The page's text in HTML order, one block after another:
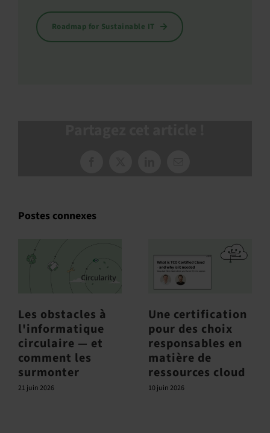
Roadmap for Sustainable IT
Postes connexes
Les obstacles à
l'informatique
circulaire — et
comment les
surmonter
21 juin 2026
Une certification
pour des choix
responsables en
matière de
ressources cloud
10 juin 2026